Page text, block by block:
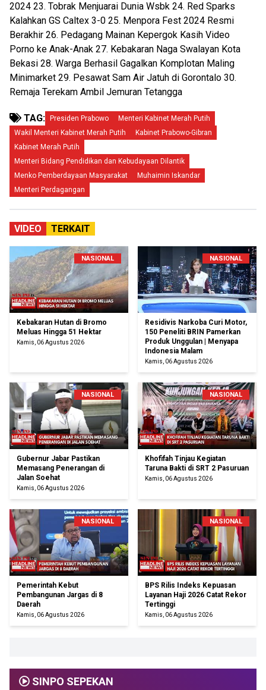
2024 23. Tobrak Menjuarai Dunia Wsbk 24. Red Sparks
Kalahkan GS Caltex 3-0 25. Menpora Fest 2024 Resmi
Berakhir 26. Pedagang Mainan Kepergok Kasih Video
Porno ke Anak-Anak 27. Kebakaran Naga Swalayan Kota
Bekasi 28. Warga Berhasil Gagalkan Komplotan Maling
Minimarket 29. Pesawat Sam Air Jatuh di Gorontalo 30.
Remaja Terekam Ambil Jemuran Tetangga
TAG: Presiden Prabowo
Menteri Kabinet Merah Putih
Wakil Menteri Kabinet Merah Putih
Kabinet Prabowo-Gibran
Kabinet Merah Putih
Menteri Bidang Pendidikan dan Kebudayaan Dilantik
Menko Pemberdayaan Masyarakat
Muhaimin Iskandar
Menteri Perdagangan
VIDEO TERKAIT
NASIONAL
Kebakaran Hutan di Bromo
Meluas Hingga 51 Hektar
Kamis, 06 Agustus 2026
NASIONAL
Residivis Narkoba Curi Motor,
150 Peneliti BRIN Pamerkan
Produk Unggulan | Menyapa
Indonesia Malam
Kamis, 06 Agustus 2026
NASIONAL
Gubernur Jabar Pastikan
Memasang Penerangan di
Jalan Soehat
Kamis, 06 Agustus 2026
NASIONAL
Khofifah Tinjau Kegiatan
Taruna Bakti di SRT 2 Pasuruan
Kamis, 06 Agustus 2026
NASIONAL
Pemerintah Kebut
Pembangunan Jargas di 8
Daerah
Kamis, 06 Agustus 2026
NASIONAL
BPS Rilis Indeks Kepuasan
Layanan Haji 2026 Catat Rekor
Tertinggi
Kamis, 06 Agustus 2026
SINPO SEPEKAN